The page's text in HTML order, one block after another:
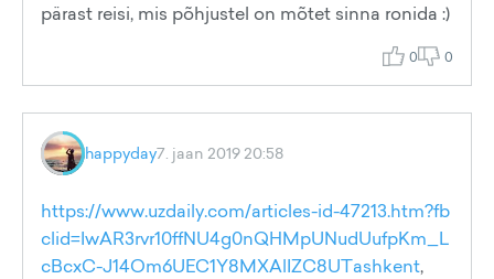
pärast reisi, mis põhjustel on mõtet sinna ronida :)
0 0
happyday7. jaan 2019 20:58
https://www.uzdaily.com/articles-id-47213.htm?fb
clid=IwAR3rvr10ffNU4g0nQHMpUNudUufpKm_L
cBcxC-J14Om6UEC1Y8MXAlIZC8UTashkent,